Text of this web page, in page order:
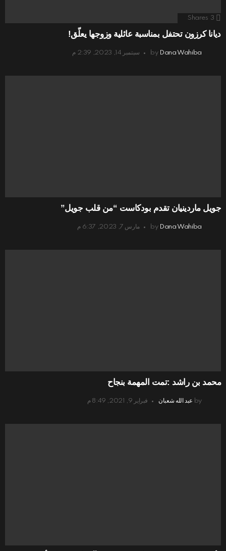
3
Shares
ديانا كرزون تحتفل بمناسبة عائلية وزوجها يعلّق!
by Dana Wahiba سبتمبر 14, 2023, 2:39 م
جويل ماردينيان تقدم بودكاست “من قلب جويل”
by Dana Wahiba مارس 7, 2023, 6:37 م
محمد بن راشد :تمت المهمة بنجاح
by عبد الله شعبان فبراير 9, 2021, 8:49 م